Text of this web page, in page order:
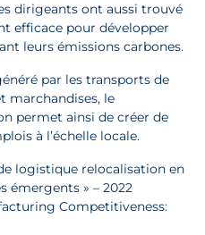
dirigeants ont aussi trouvé
efficace pour développer
leurs émissions carbones.
par les transports de
marchandises, le
permet ainsi de créer de
à l’échelle locale.
logistique relocalisation en
émergents » – 2022
Competitiveness: